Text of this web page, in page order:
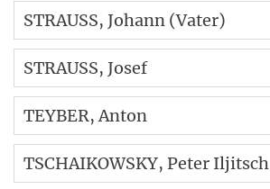
STRAUSS, Johann (Vater)
STRAUSS, Josef
TEYBER, Anton
TSCHAIKOWSKY, Peter Iljitsch